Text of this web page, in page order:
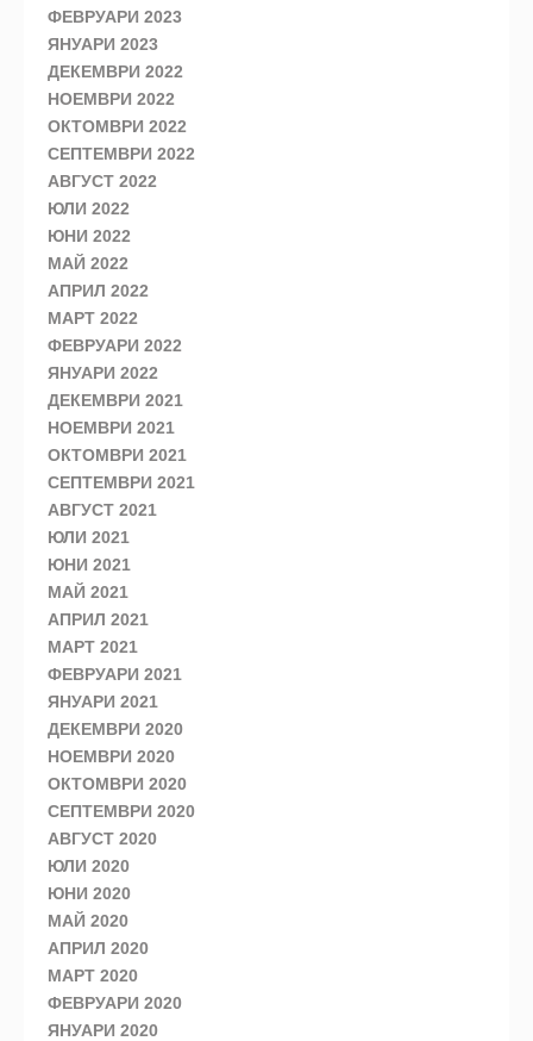
ФЕВРУАРИ 2023
ЯНУАРИ 2023
ДЕКЕМВРИ 2022
НОЕМВРИ 2022
ОКТОМВРИ 2022
СЕПТЕМВРИ 2022
АВГУСТ 2022
ЮЛИ 2022
ЮНИ 2022
МАЙ 2022
АПРИЛ 2022
МАРТ 2022
ФЕВРУАРИ 2022
ЯНУАРИ 2022
ДЕКЕМВРИ 2021
НОЕМВРИ 2021
ОКТОМВРИ 2021
СЕПТЕМВРИ 2021
АВГУСТ 2021
ЮЛИ 2021
ЮНИ 2021
МАЙ 2021
АПРИЛ 2021
МАРТ 2021
ФЕВРУАРИ 2021
ЯНУАРИ 2021
ДЕКЕМВРИ 2020
НОЕМВРИ 2020
ОКТОМВРИ 2020
СЕПТЕМВРИ 2020
АВГУСТ 2020
ЮЛИ 2020
ЮНИ 2020
МАЙ 2020
АПРИЛ 2020
МАРТ 2020
ФЕВРУАРИ 2020
ЯНУАРИ 2020